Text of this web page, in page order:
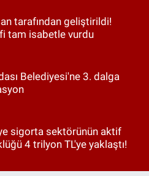
tarafından geliştirildi!
tam isabetle vurdu
Belediyesi'ne 3. dalga
sigorta sektörünün aktif
4 trilyon TL'ye yaklaştı!